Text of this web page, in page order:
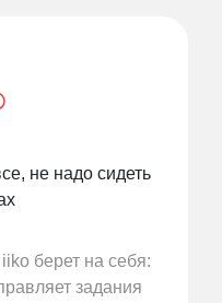
не надо сидеть
берет на себя:
задания